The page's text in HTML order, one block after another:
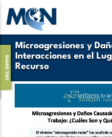
Pasar
contenido
principalMicroagresiones y
Interacciones en el
Recurso
SHARE THIS